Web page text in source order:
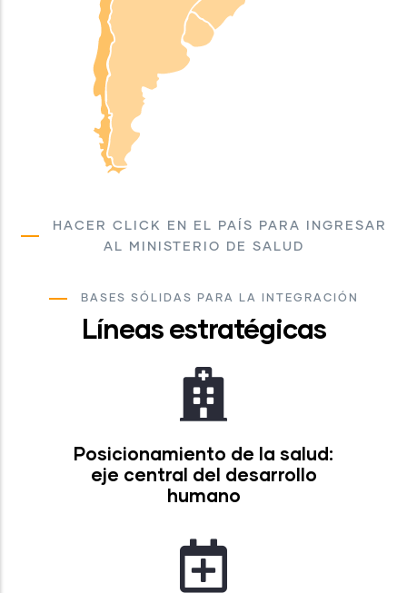
HACER CLICK EN EL PAÍS PARA INGRESAR
AL MINISTERIO DE SALUD
BASES SÓLIDAS PARA LA INTEGRACIÓN
Líneas estratégicas
Posicionamiento de la salud:
eje central del desarrollo
humano